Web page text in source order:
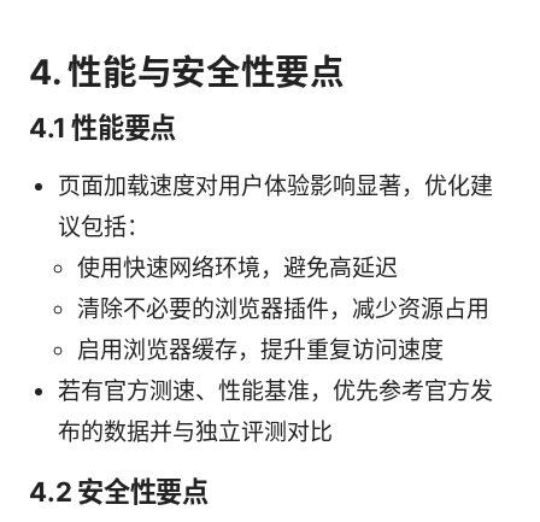
4. 性能与安全性要点
4.1 性能要点
页面加载速度对用户体验影响显著，优化建
议包括：
使用快速网络环境，避免高延迟
清除不必要的浏览器插件，减少资源占用
启用浏览器缓存，提升重复访问速度
若有官方测速、性能基准，优先参考官方发
布的数据并与独立评测对比
4.2 安全性要点